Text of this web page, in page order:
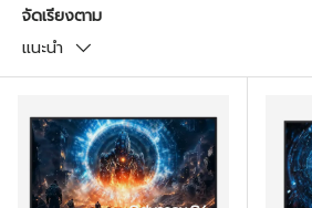
จัดเรียงตาม
แนะนำ